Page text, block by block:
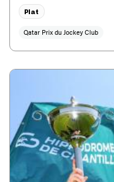
Plat
Qatar Prix du Jockey Club